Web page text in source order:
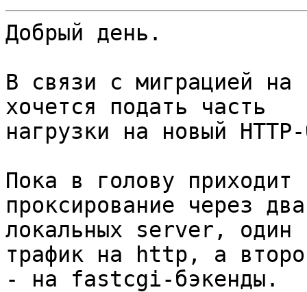
Добрый день.
В связи с миграцией на
хочется подать часть
нагрузки на новый
Пока в голову приходит
проксирование через
локальных server, один
трафик на http, а
- на fastcgi-бэкенды.